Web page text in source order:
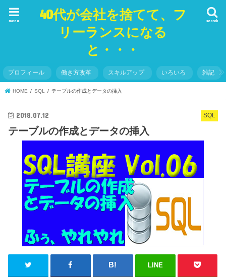
40代が会社を捨てて、フ
リーランスになる
と・・・
search
menu
プロフィール 働き方改革 スキルアップ いろいろ 雑記
HOME SQL テーブルの作成とデータの挿入
SQL
2018.07.12
テーブルの作成とデータの挿入
LINE